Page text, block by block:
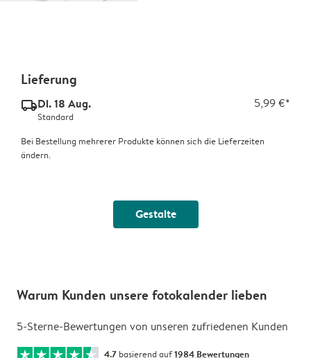
Lieferung
delivery_standard_v2Di. 18 Aug. 5,99 €*
Standard
Bei Bestellung mehrerer Produkte können sich die Lieferzeiten
ändern.
Gestalte
Warum Kunden unsere fotokalender lieben
5-Sterne-Bewertungen von unseren zufriedenen Kunden
4.7 basierend auf1984 Bewertungen